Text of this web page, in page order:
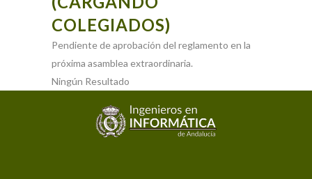
COLEGIADOS)
Pendiente de aprobación del reglamento en la
próxima asamblea extraordinaria.
Ningún Resultado